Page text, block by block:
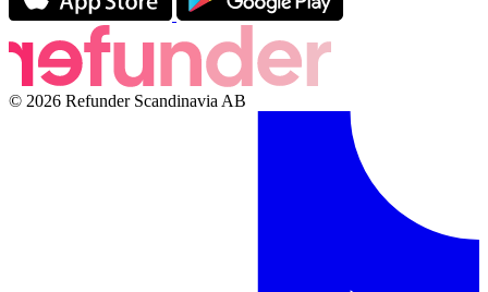
© 2026 Refunder Scandinavia AB